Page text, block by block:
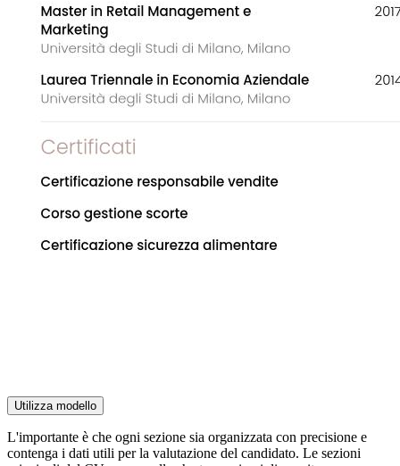
Utilizza modello
L'importante è che ogni sezione sia organizzata con precisione e
contenga i dati utili per la valutazione del candidato. Le sezioni